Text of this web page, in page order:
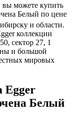
можете купить
Белый по цене
и области.
коллекции
сектор 27, 1
и большой
мировых
Egger
Белый